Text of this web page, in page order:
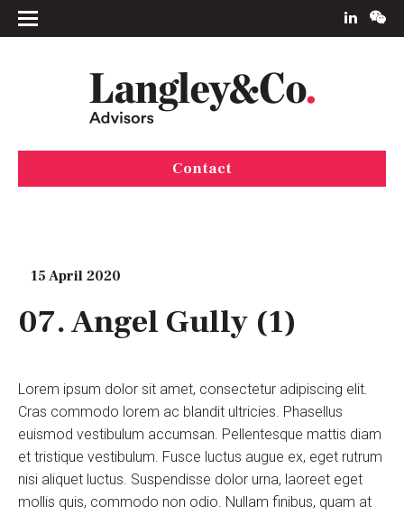
Contact
15 April 2020
07. Angel Gully (1)
Lorem ipsum dolor sit amet, consectetur adipiscing elit.
Cras commodo lorem ac blandit ultricies. Phasellus
euismod vestibulum accumsan. Pellentesque mattis diam
et tristique vestibulum. Fusce luctus augue ex, eget rutrum
nisi aliquet luctus. Suspendisse dolor urna, laoreet eget
mollis quis, commodo non odio. Nullam finibus, quam at